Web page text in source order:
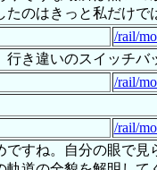
たのはきっと私だけで
/rail/
行き違いのスイッチ
/rail/
/rail/
ですね。自分の眼で